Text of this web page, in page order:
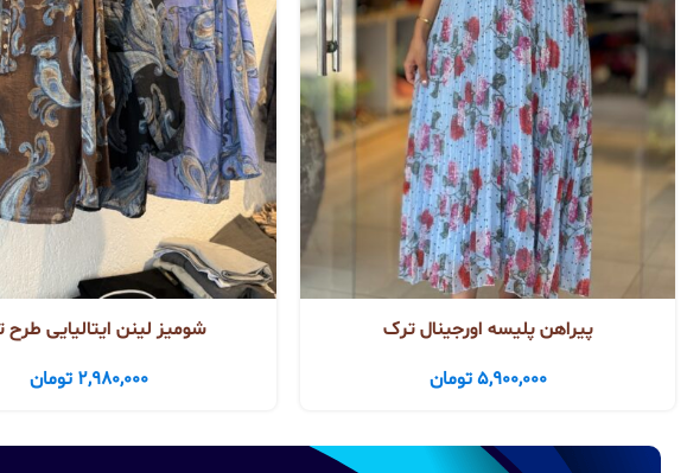
پیراهن پلیسه اورجینال ترک
5,900,000 تومان
شومیز لینن ایتالیایی طرح
2,980,000 تومان